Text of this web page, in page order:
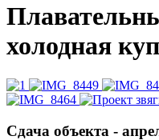
холодная
Сдача объекта -